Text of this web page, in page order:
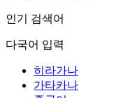
인기 검색어
다국어 입력
히라가나
가타카나